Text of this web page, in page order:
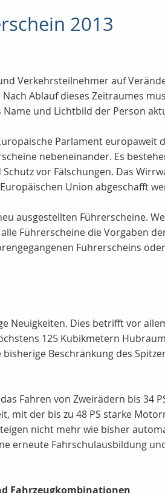
2013
Verkehrsteilnehmer auf
Nach Ablauf dieses Zeitraumes
und Lichtbild der Person
Parlament
nebeneinander. Es
vor Fälschungen. Das
Union abgeschafft
ausgestellten Führerscheine.
Führerscheine die Vorgaben
Führerscheins
Neuigkeiten. Dies betrifft vor
125 Kubikmetern
Beschränkung des
Fahren von Zweirädern bis 34
mit der bis zu 48 PS starke
nicht mehr wie bisher
erneute Fahrschulausbildung
Fahrzeugkombinationen